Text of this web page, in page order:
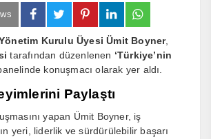
Kurulu Üyesi Ümit Boyner,
tarafından düzenlenen ‘Türkiye’nin
konuşmacı olarak yer aldı.
Paylaştı
yapan Ümit Boyner, iş
yeri, liderlik ve sürdürülebilir başarı